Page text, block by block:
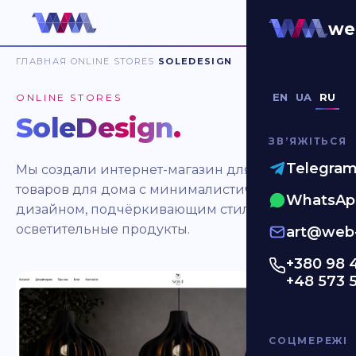
EN UA RU
ЗВʼЯЖІТЬСЯ
+380 98
+48 573
СОЦМЕРЕЖІ
ГЛАВНАЯ ONLINE STORES SOLEDESIGN
ONLINE STORES
SoleDesign.
Мы создали интернет-магазин для продавца
товаров для дома с минималистичным
дизайном, подчёркивающим стильные
осветительные продукты.